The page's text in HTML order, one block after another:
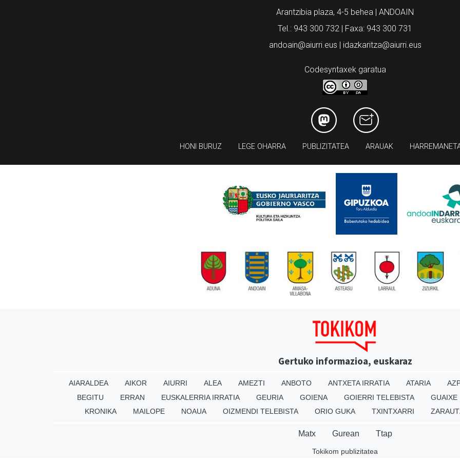
Arantzibia plaza, 4-5 behea | ANDOAIN
Tel.: 943 300 732 | Faxa: 943 300 731
andoain@aiurri.eus | idazkaritza@aiurri.eus
Codesyntaxek garatua
HONI BURUZ LEGE OHARRA PUBLIZITATEA ARAUAK
Gertuko informazioa, euskaraz
AIARALDEA AIKOR AIURRI ALEA AMEZTI ANBOTO ANTXETA IRRATIA ATARIA
BEGITU
ERRAN EUSKALERRIA IRRATIA GEURIA GOIENA GOIERRI TELEBISTA GUAIXE
KRONIKA
MAILOPE NOAUA OIZMENDI TELEBISTA ORIO GUKA TXINTXARRI
Matx Gurean Ttap
Tokikom publizitatea